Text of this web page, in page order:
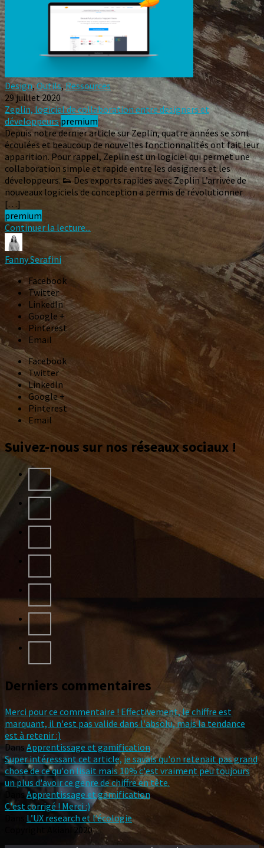
Design, Outils,Ressources
29 juillet 2020
Zeplin, logiciel de collaboration entre designers et
développeurs premium
Depuis notre dernier article sur Zeplin, quatre années se sont
écoulées et beaucoup de nouvelles fonctionnalités ont fait leur
apparition. Pour rappel, Zeplin est un logiciel qui permet une
collaboration simple et rapide entre les designers et les
développeurs. 👟 Des exports rapides avec Zeplin L’arrivée de
nouveaux logiciels de conception a permis de révolutionner
[…]
premium
Continuer la lecture...
Fanny Serafini
Facebook
Twitter
LinkedIn
Google +
Pinterest
Email
Facebook
Twitter
LinkedIn
Google +
Pinterest
Email
Suivez-nous sur nos réseaux sociaux !
Derniers commentaires
Merci pour ce commentaire ! Effectivement, le chiffre est
marquant, il n'est pas valide dans l'absolu, mais la tendance
est à retenir :)
DansApprentissage et gamification
Super intéressant cet article, je savais qu'on retenait pas grand
chose de ce qu'on lisait mais 10% c'est vraiment peu toujours
un plus d'avoir ce genre de chiffre en tête.
Dans Apprentissage et gamification
C'est corrigé ! Merci :)
L’UX research et l’écologie
Copyright Akiani 2020